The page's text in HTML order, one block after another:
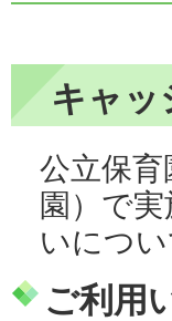
キャッ
公立保
園）で
いにつ
ご利用